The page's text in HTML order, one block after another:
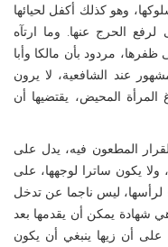
وهو كذلك أكفل لحيائها
الحرج عنها. وما ارتآه
مردود بأن مالكا وأبا
عند الشافعية، لا يرون
المحيض، يقتضيها أن
المطعون فيه، يدل على
ولا يكون ساترا لوجهها، على
لرأسها، ليس ناجما عن تدخل
شهادة يمكن أن يقدمها بعد
على أن زيها ينبغي أن يكون